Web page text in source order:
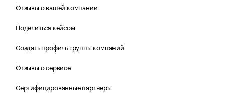
Отзывы о вашей компании
Поделиться кейсом
Создать профиль группы компаний
Отзывы о сервисе
Сертифицированные партнеры